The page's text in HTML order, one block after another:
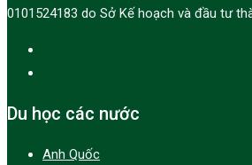
0101524183 do Sở Kế hoạch và đầu tư
Du học các nước
Anh Quốc